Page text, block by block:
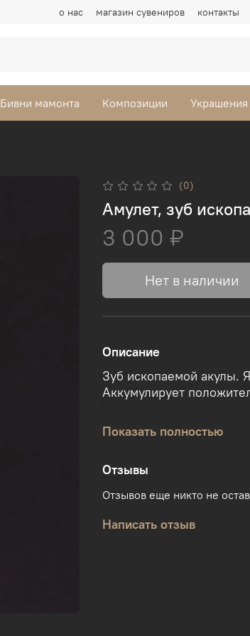
о нас магазин сувениров контакты
Бивни мамонта Композиции Украшения
(0)
Амулет, зуб
3 000 ₽
Нет в наличии
Описание
Зуб ископаемой акулы.
Аккумулирует
предгорьях Урала.
Размеры зубов в данном
Изображение на фото
изделия. Гарантируем
Показать полностью
Отзывы
Отзывов еще никто не
Написать отзыв